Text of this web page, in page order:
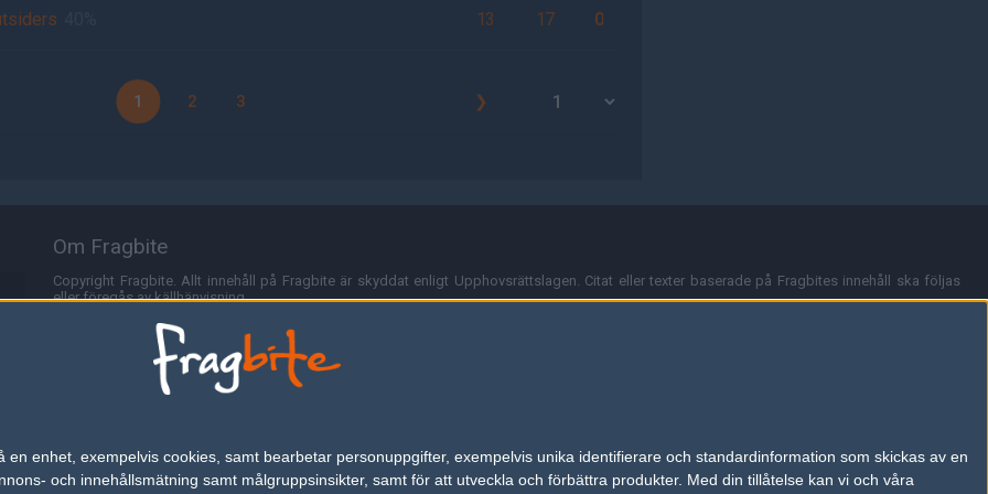
enhet, exempelvis cookies, samt bearbetar personuppgifter, exempelvis unika identifierare och standardinformation som skickas av en
och innehållsmätning samt målgruppsinsikter, samt för att utveckla och förbättra produkter. Med din tillåtelse kan vi och våra
13 17 0
1 2 3 ❯
Om Fragbite
Copyright Fragbite. Allt innehåll på Fragbite är skyddat enligt Upphovsrättslagen. Citat eller texter baserade på Fragbites innehåll ska följas
eller föregås av källhänvisning.
Alla åsikter uttryckta på Fragbite representerar varje enskild skribent och överensstämmer inte nödvändigtvis med Fragbites åsikter.
Programmering och design av Fredric Bohlin. För frågor rörande sajten kan du skicka iväg ett email till
Fragbite använder cookies för att spara användarspecifik information så som t.ex. användarnamn. Cookies sparas även när man deltar i
omröstningar och för att föra statistik. För att slippa cookies kan du stänga av cookies i din webbläsares inställningar eller välja att inte
besöka Fragbite. Den här textraden finns här på grund av lagen om elektronisk kommunikation som trädde i kraft 25 juli 2003.